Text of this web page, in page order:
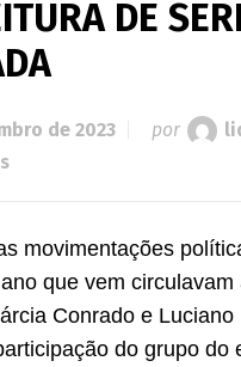
DE
de 2023 por
movimentações
que vem circulavam
Conrado e Luciano
do grupo do